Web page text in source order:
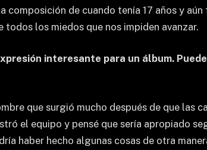
composición de cuando tenía 17 años y
todos los miedos que nos impiden avanzar.
interesante para un álbum.
que surgió mucho después de que las
el equipo y pensé que sería apropiado
haber hecho algunas cosas de otra